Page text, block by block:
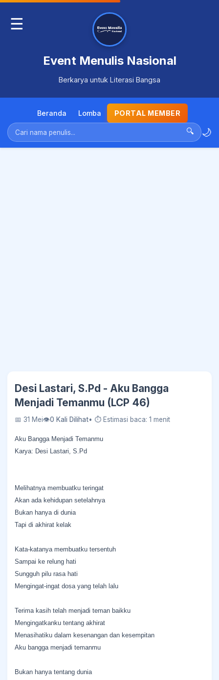
☰
Event Menulis Nasional
Berkarya untuk Literasi Bangsa
Beranda Lomba PORTAL MEMBER
🔍 🌙
Desi Lastari, S.Pd - Aku Bangga
Menjadi Temanmu (LCP 46)
📅 31 Mei👁0 Kali Dilihat• ⏱ Estimasi baca: 1 menit
Aku Bangga Menjadi Temanmu
Karya: Desi Lastari, S.Pd
Melihatnya membuatku teringat
Akan ada kehidupan setelahnya
Bukan hanya di dunia
Tapi di akhirat kelak
Kata-katanya membuatku tersentuh
Sampai ke relung hati
Sungguh pilu rasa hati
Mengingat-ingat dosa yang telah lalu
Terima kasih telah menjadi teman baikku
Mengingatkanku tentang akhirat
Menasihatiku dalam kesenangan dan kesempitan
Aku bangga menjadi temanmu
Bukan hanya tentang dunia